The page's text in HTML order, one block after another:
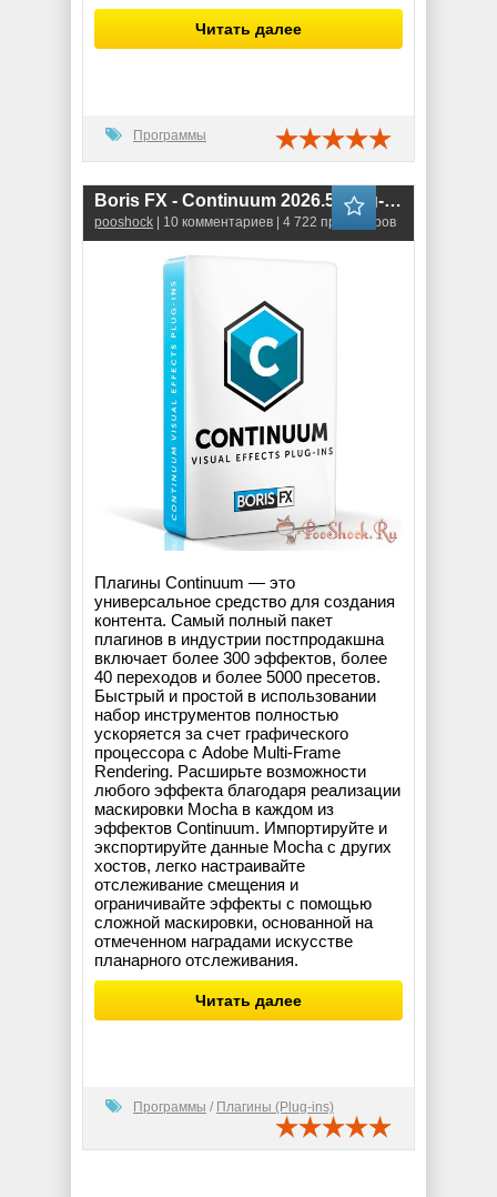
Читать далее
Программы
Boris FX - Continuum 2026.5 Plug-ins for Adobe & OFX (19.5.4) RePack
pooshock | 10 комментариев | 4 722 просмотров
Плагины Continuum — это
универсальное средство для создания
контента. Самый полный пакет
плагинов в индустрии постпродакшна
включает более 300 эффектов, более
40 переходов и более 5000 пресетов.
Быстрый и простой в использовании
набор инструментов полностью
ускоряется за счет графического
процессора с Adobe Multi-Frame
Rendering. Расширьте возможности
любого эффекта благодаря реализации
маскировки Mocha в каждом из
эффектов Continuum. Импортируйте и
экспортируйте данные Mocha с других
хостов, легко настраивайте
отслеживание смещения и
ограничивайте эффекты с помощью
сложной маскировки, основанной на
отмеченном наградами искусстве
планарного отслеживания.
Читать далее
Программы / Плагины (Plug-ins)